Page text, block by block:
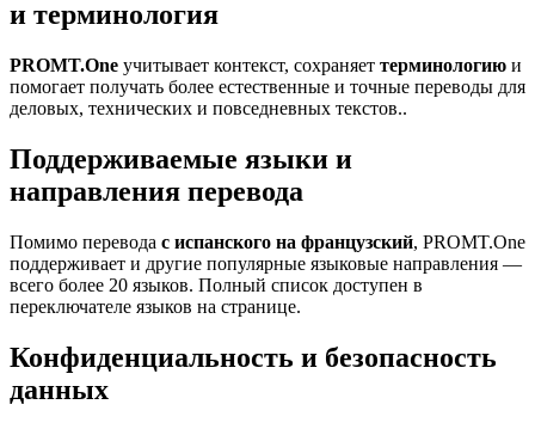
и терминология
PROMT.One учитывает контекст, сохраняет терминологию и
помогает получать более естественные и точные переводы для
деловых, технических и повседневных текстов..
Поддерживаемые языки и
направления перевода
Помимо перевода с испанского на французский, PROMT.One
поддерживает и другие популярные языковые направления —
всего более 20 языков. Полный список доступен в
переключателе языков на странице.
Конфиденциальность и безопасность
данных